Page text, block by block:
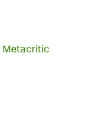
Metacritic